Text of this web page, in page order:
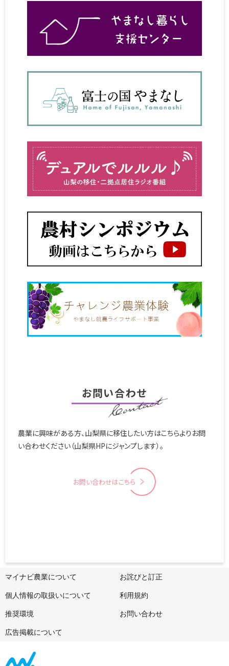
お問い合わせ
農業に興味がある方、山梨県に移住したい方はこちらよりお問
い合わせください（山梨県HPにジャンプします）。
お問い合わせはこちら
マイナビ農業について お詫びと訂正
個人情報の取扱いについて 利用規約
推奨環境 お問い合わせ
広告掲載について